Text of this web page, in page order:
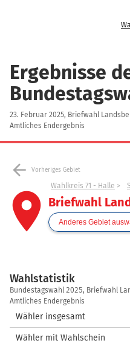
Ergebnisse
23. Februar 2025, Briefwahl
Amtliches Endergebnis
arrow_back Vorheriges Gebiet
place
Wahlkreis 71 - Halle
Briefwahl
Anderes Gebiet
Wahlstatistik
Wahlstatistik
Bundestagswahl 2025, Briefwahl
Amtliches Endergebnis
Wähler insgesamt
Wähler mit Wahlschein